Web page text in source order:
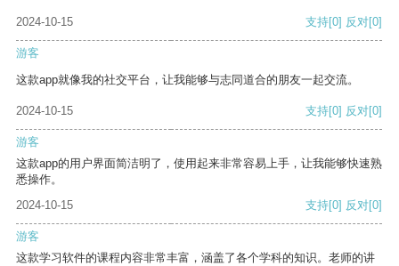
2024-10-15 支持[0] 反对[0]
游客
这款app就像我的社交平台，让我能够与志同道合的朋友一起交流。
2024-10-15 支持[0] 反对[0]
游客
这款app的用户界面简洁明了，使用起来非常容易上手，让我能够快速熟
悉操作。
2024-10-15
支持[0] 反对[0]
游客
这款学习软件的课程内容非常丰富，涵盖了各个学科的知识。老师的讲